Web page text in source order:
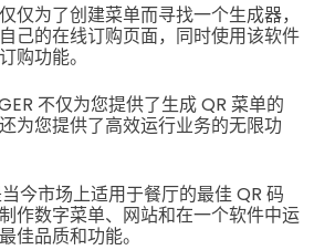
仅为了创建菜单而寻找一个生成器，
己的在线订购页面，同时使用该软件
购功能。
不仅为您提供了生成 QR 菜单的
为您提供了高效运行业务的无限功
今市场上适用于餐厅的最佳 QR 码
作数字菜单、网站和在一个软件中运
佳品质和功能。